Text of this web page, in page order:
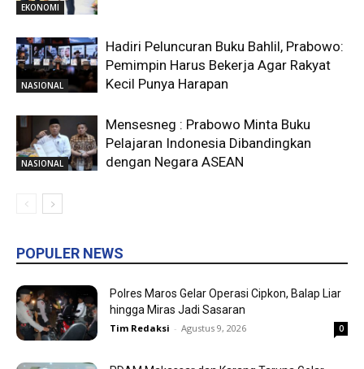
EKONOMI
NASIONAL
Hadiri Peluncuran Buku Bahlil, Prabowo:
Pemimpin Harus Bekerja Agar Rakyat
Kecil Punya Harapan
NASIONAL
Mensesneg : Prabowo Minta Buku
Pelajaran Indonesia Dibandingkan
dengan Negara ASEAN
POPULER NEWS
Polres Maros Gelar Operasi Cipkon, Balap Liar
hingga Miras Jadi Sasaran
Tim Redaksi - Agustus 9, 2026 0